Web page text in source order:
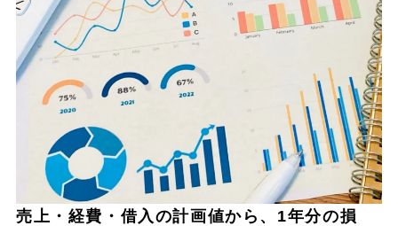
売上・経費・借入の計画値から、1年分の損